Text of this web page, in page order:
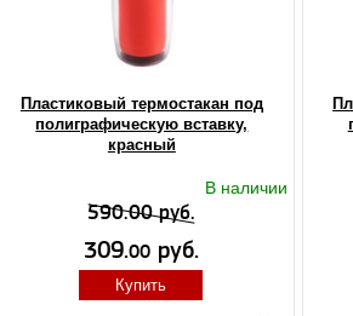
Пластиковый термостакан под
полиграфическую вставку,
красный
В наличии
590.00 руб.
309.00 руб.
Купить